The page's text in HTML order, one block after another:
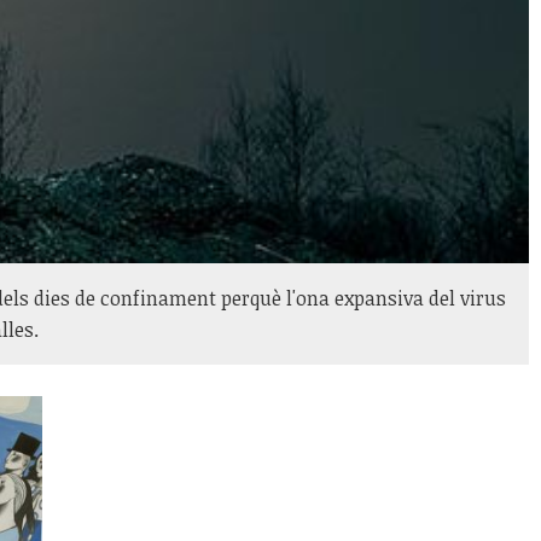
dies de confinament perquè l'ona expansiva del virus